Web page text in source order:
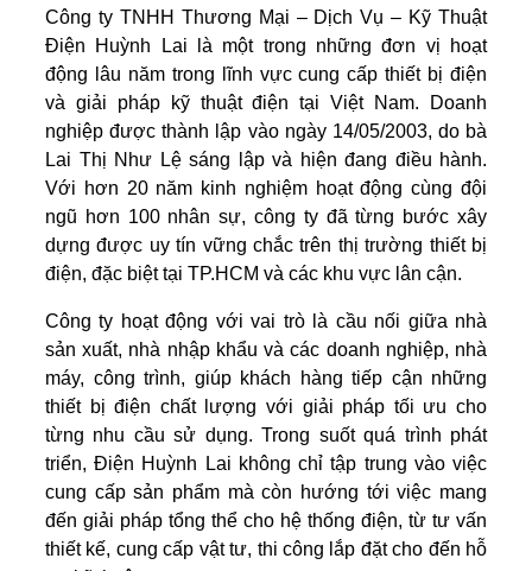
Công ty TNHH Thương Mại – Dịch Vụ – Kỹ Thuật
Điện Huỳnh Lai là một trong những đơn vị hoạt
động lâu năm trong lĩnh vực cung cấp thiết bị điện
và giải pháp kỹ thuật điện tại Việt Nam. Doanh
nghiệp được thành lập vào ngày 14/05/2003, do bà
Lai Thị Như Lệ sáng lập và hiện đang điều hành.
Với hơn 20 năm kinh nghiệm hoạt động cùng đội
ngũ hơn 100 nhân sự, công ty đã từng bước xây
dựng được uy tín vững chắc trên thị trường thiết bị
điện, đặc biệt tại TP.HCM và các khu vực lân cận.
Công ty hoạt động với vai trò là cầu nối giữa nhà
sản xuất, nhà nhập khẩu và các doanh nghiệp, nhà
máy, công trình, giúp khách hàng tiếp cận những
thiết bị điện chất lượng với giải pháp tối ưu cho
từng nhu cầu sử dụng. Trong suốt quá trình phát
triển, Điện Huỳnh Lai không chỉ tập trung vào việc
cung cấp sản phẩm mà còn hướng tới việc mang
đến giải pháp tổng thể cho hệ thống điện, từ tư vấn
thiết kế, cung cấp vật tư, thi công lắp đặt cho đến hỗ